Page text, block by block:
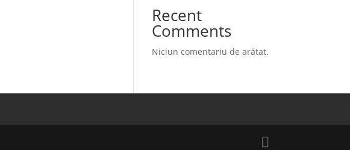
Recent
Comments
Niciun comentariu de arătat.